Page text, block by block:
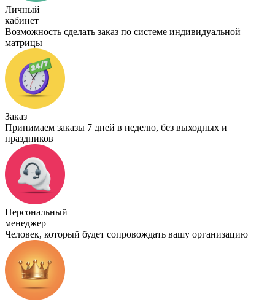
Личный
кабинет
Возможность сделать заказ по системе индивидуальной
матрицы
Заказ
Принимаем заказы 7 дней в неделю, без выходных и
праздников
Персональный
менеджер
Человек, который будет сопровождать вашу организацию